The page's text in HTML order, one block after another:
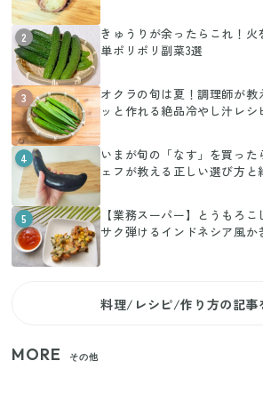
2
きゅうりが余ったらこれ！火
単ポリポリ副菜3選
3
オクラの旬は夏！調理師が教
ッと作れる絶品冷やし汁レシ
4
いまが旬の「なす」を買っ
ェフが教える正しい選び方
5
【業務スーパー】とうもろ
サク弾けるインドネシア風か
料理/レシピ/作り方の記事
MORE その他